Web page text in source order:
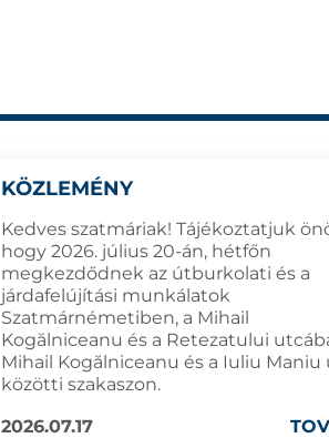
KÖZLEMÉNY
Kedves szatmáriak! Tájékoztatjuk
hogy 2026. július 20-án, hétfőn
megkezdődnek az útburkolati és a
járdafelújítási munkálatok
Szatmárnémetiben, a Mihail
Kogălniceanu és a Retezatului
Mihail Kogălniceanu és a Iuliu Maniu
közötti szakaszon.
2026.07.17